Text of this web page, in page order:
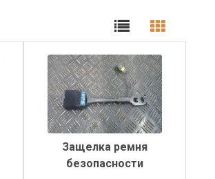
Защелка ремня
безопасности